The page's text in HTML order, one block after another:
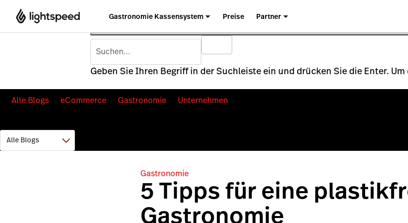
Gastronomie Kassensystem Preise Partner
Geben Sie Ihren Begriff in der Suchleiste ein und drücken Sie die Enter.
Alle Blogs eCommerce Gastronomie Unternehmen
Gastronomie
5 Tipps für eine
Gastronomie